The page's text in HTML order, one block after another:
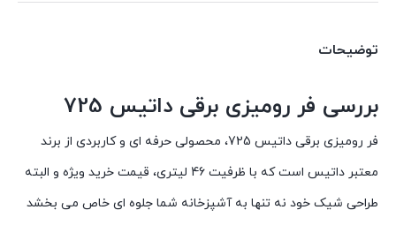
توضیحات
بررسی فر روميزی برقی داتیس 725
فر روميزی برقی داتیس 725، محصولی حرفه ای و کاربردی از برند
معتبر داتیس است که با ظرفیت 46 لیتری، قیمت خرید ویژه و البته
طراحی شیک خود نه تنها به آشپزخانه شما جلوه ای خاص می بخشد